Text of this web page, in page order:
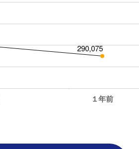
１年前
290,075